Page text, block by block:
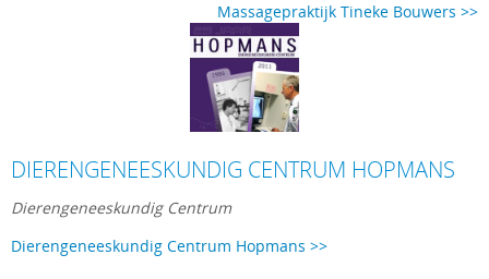
Massagepraktijk Tineke Bouwers >>
DIERENGENEESKUNDIG CENTRUM HOPMANS
Dierengeneeskundig Centrum
Dierengeneeskundig Centrum Hopmans >>